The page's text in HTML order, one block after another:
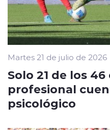
Martes 21 de julio de 2026
Solo 21 de los
profesional
psicológico